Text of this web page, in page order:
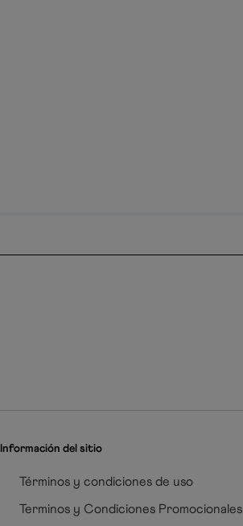
Información del sitio
Términos y condiciones de uso
Terminos y Condiciones Promocionales